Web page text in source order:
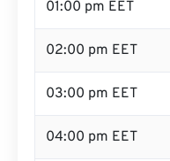
01:00 pm EET
02:00 pm EET
03:00 pm EET
04:00 pm EET